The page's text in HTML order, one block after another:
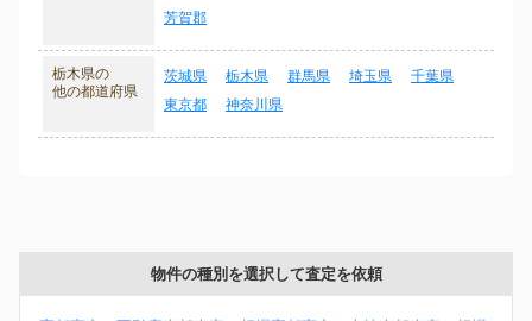
芳賀郡
栃木県の
他の都道府県
茨城県 栃木県 群馬県 埼玉県
千葉県
東京都
神奈川県
物件の種別を選択して査定を依頼